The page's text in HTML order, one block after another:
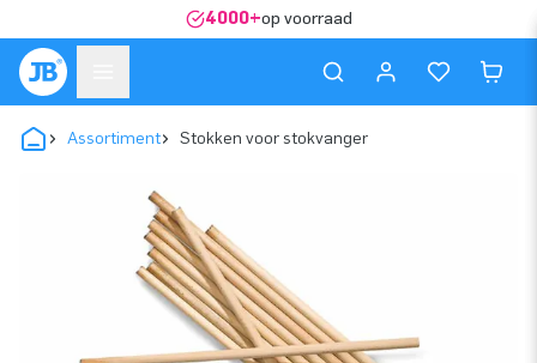
4000+op voorraad
Assortiment Stokken voor stokvanger